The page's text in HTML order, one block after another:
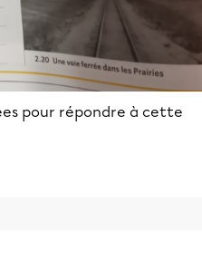
pour répondre à cette